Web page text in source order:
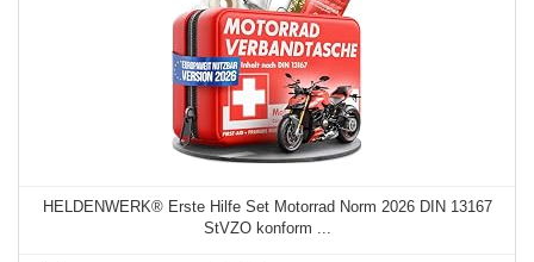
HELDENWERK® Erste Hilfe Set Motorrad Norm 2026 DIN 13167
StVZO konform ...